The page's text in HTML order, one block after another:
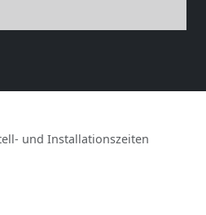
und Installationszeiten